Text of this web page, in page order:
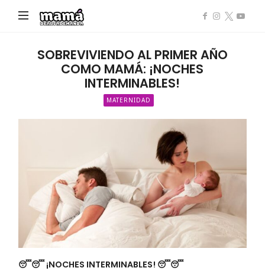
Alta
Demanda
SOBREVIVIENDO AL PRIMER AÑO
COMO MAMÁ: ¡NOCHES
INTERMINABLES!
MATERNIDAD
😴😴 ¡NOCHES INTERMINABLES! 😴😴